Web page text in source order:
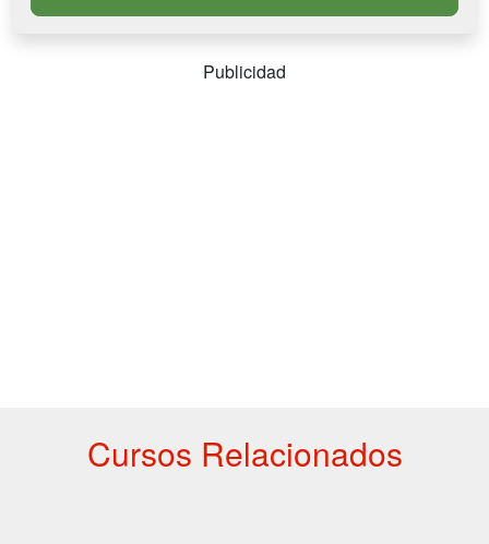
Publicidad
Cursos Relacionados